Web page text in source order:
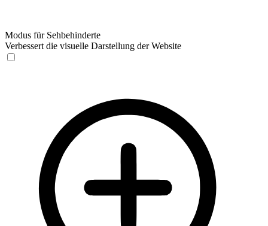
Modus für Sehbehinderte
Verbessert die visuelle Darstellung der Website